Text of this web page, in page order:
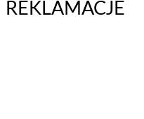
REKLAMACJE